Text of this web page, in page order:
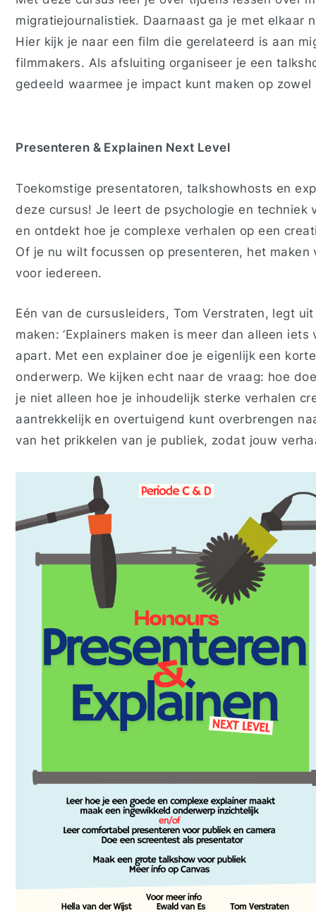
migratiejournalistiek. Daarnaast ga je met elkaar
Hier kijk je naar een film die gerelateerd is aan
filmmakers. Als afsluiting organiseer je een
gedeeld waarmee je impact kunt maken op
Presenteren & Explainen Next Level
Toekomstige presentatoren, talkshowhosts en
deze cursus! Je leert de psychologie en techniek
en ontdekt hoe je complexe verhalen op een
Of je nu wilt focussen op presenteren, het
voor iedereen.
Eén van de cursusleiders, Tom Verstraten, legt
maken: ‘Explainers maken is meer dan alleen
apart. Met een explainer doe je eigenlijk een
onderwerp. We kijken echt naar de vraag: hoe
je niet alleen hoe je inhoudelijk sterke verhalen
aantrekkelijk en overtuigend kunt overbrengen
van het prikkelen van je publiek, zodat jouw